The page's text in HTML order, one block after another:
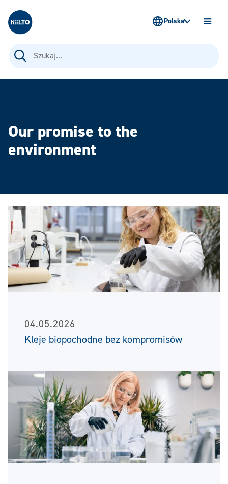
Kiilto Poland
Szukaj:
Polska
Our promise to the
environment
04.05.2026
Kleje biopochodne bez kompromisów